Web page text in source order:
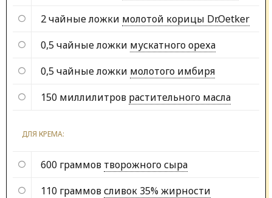
2 чайные ложки молотой корицы Dr.Oetker
0,5 чайные ложки мускатного ореха
0,5 чайные ложки молотого имбиря
150 миллилитров растительного масла
ДЛЯ КРЕМА:
600 граммов творожного сыра
110 граммовсливок 35% жирности